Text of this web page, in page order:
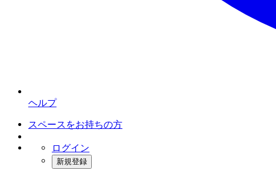
ヘルプ
スペースをお持ちの方
ログイン
新規登録